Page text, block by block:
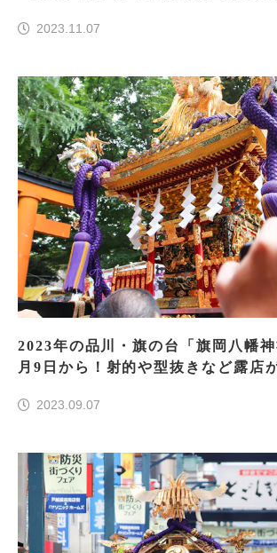
2023.11.07
2023年の品川・旗の台「旗岡八幡
月9日から！射的や型抜きなど露店
2023.09.07